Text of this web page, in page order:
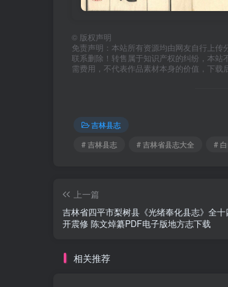
© 版权声明
免责声明：本站所有资源均由网友自行上
联系删除！转售属于知识产权的纠纷，本
需费用，不代表作品素材本身的价值，下载
吉林县志
# 吉林县志
# 吉林省县志大全 #
上一篇
吉林省四平市梨树县《光绪奉化县志》全
开震修 陈文焯纂PDF电子版地方志下载
相关推荐